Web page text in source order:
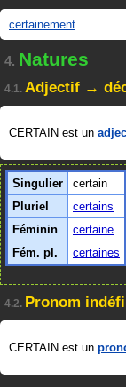
certainement
4. Natures
4.1. Adjectif →
CERTAIN est un
Singulier
certain
Pluriel
certains
Féminin
certaine
Fém. pl.
certaines
4.2. Pronom
CERTAIN est un